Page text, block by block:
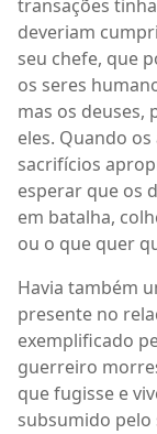
transações
deveriam
seu chefe, que
os seres
mas os deuses,
eles. Quando
sacrifícios
esperar que os
em batalha,
ou o que quer
Havia também
presente no
exemplificado
guerreiro
que fugisse e
subsumido